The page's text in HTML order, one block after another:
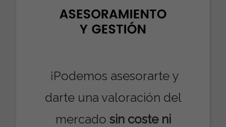
¡Podemos asesorarte y
darte una valoración del
mercado sin coste ni